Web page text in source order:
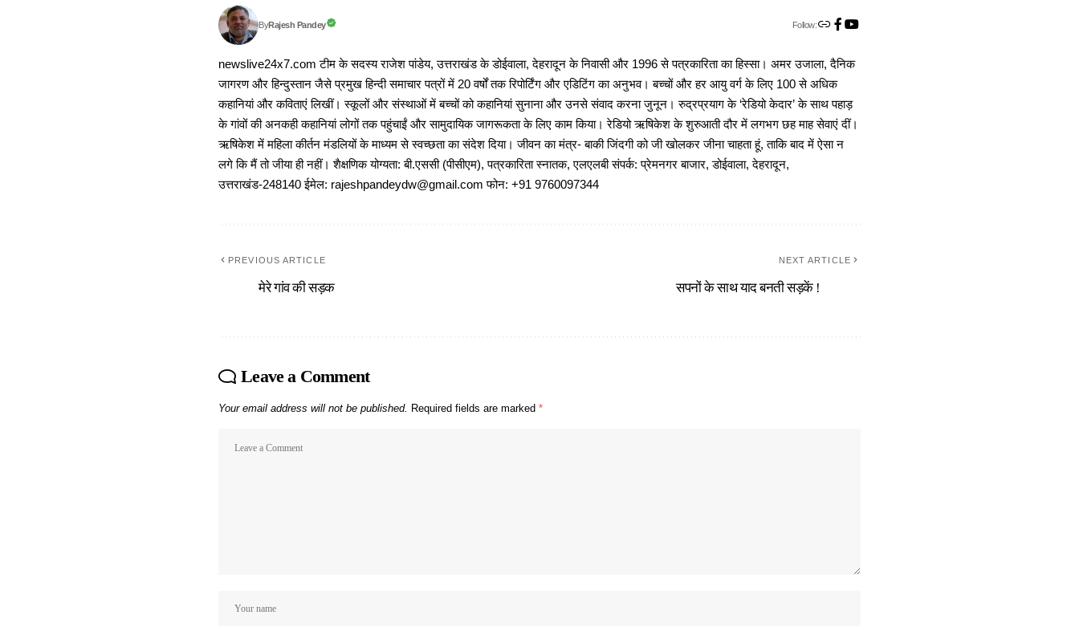
ByRajesh Pandey Follow:
newslive24x7.com टीम के सदस्य राजेश पांडेय, उत्तराखंड के डोईवाला, देहरादून के निवासी और 1996 से पत्रकारिता का हिस्सा। अमर उजाला, दैनिक
जागरण और हिन्दुस्तान जैसे प्रमुख हिन्दी समाचार पत्रों में 20 वर्षों तक रिपोर्टिंग और एडिटिंग का अनुभव। बच्चों और हर आयु वर्ग के लिए 100 से अधिक
कहानियां और कविताएं लिखीं। स्कूलों और संस्थाओं में बच्चों को कहानियां सुनाना और उनसे संवाद करना जुनून। रुद्रप्रयाग के ‘रेडियो केदार’ के साथ पहाड़
के गांवों की अनकही कहानियां लोगों तक पहुंचाईं और सामुदायिक जागरूकता के लिए काम किया। रेडियो ऋषिकेश के शुरुआती दौर में लगभग छह माह सेवाएं दीं।
ऋषिकेश में महिला कीर्तन मंडलियों के माध्यम से स्वच्छता का संदेश दिया। जीवन का मंत्र- बाकी जिंदगी को जी खोलकर जीना चाहता हूं, ताकि बाद में ऐसा न
लगे कि मैं तो जीया ही नहीं। शैक्षणिक योग्यता: बी.एससी (पीसीएम), पत्रकारिता स्नातक, एलएलबी संपर्क: प्रेमनगर बाजार, डोईवाला, देहरादून,
उत्तराखंड-248140 ईमेल: rajeshpandeydw@gmail.com फोन: +91 9760097344
PREVIOUS ARTICLE
मेरे गांव की सड़क
NEXT ARTICLE
सपनों के साथ याद बनती सड़कें !
Leave a Comment
Your email address will not be published. Required fields are marked *